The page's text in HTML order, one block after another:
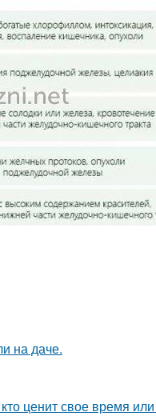
на даче.
ценит свое время